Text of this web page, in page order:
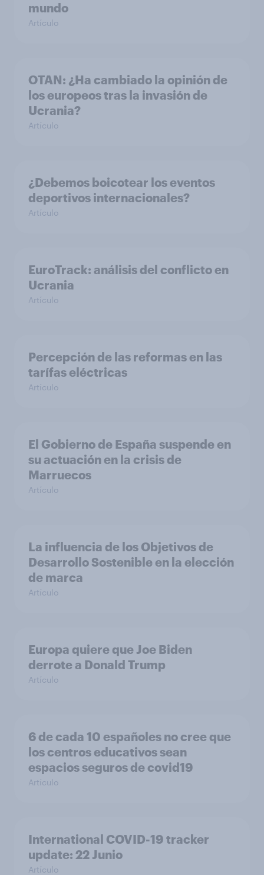
mundo
Artículo
OTAN: ¿Ha cambiado la opinión de
los europeos tras la invasión de
Ucrania?
Artículo
¿Debemos boicotear los eventos
deportivos internacionales?
Artículo
EuroTrack: análisis del conflicto en
Ucrania
Artículo
Percepción de las reformas en las
tarífas eléctricas
Artículo
El Gobierno de España suspende en
su actuación en la crisis de
Marruecos
Artículo
La influencia de los Objetivos de
Desarrollo Sostenible en la elección
de marca
Artículo
Europa quiere que Joe Biden
derrote a Donald Trump
Artículo
6 de cada 10 españoles no cree que
los centros educativos sean
espacios seguros de covid19
Artículo
International COVID-19 tracker
update: 22 Junio
Artículo